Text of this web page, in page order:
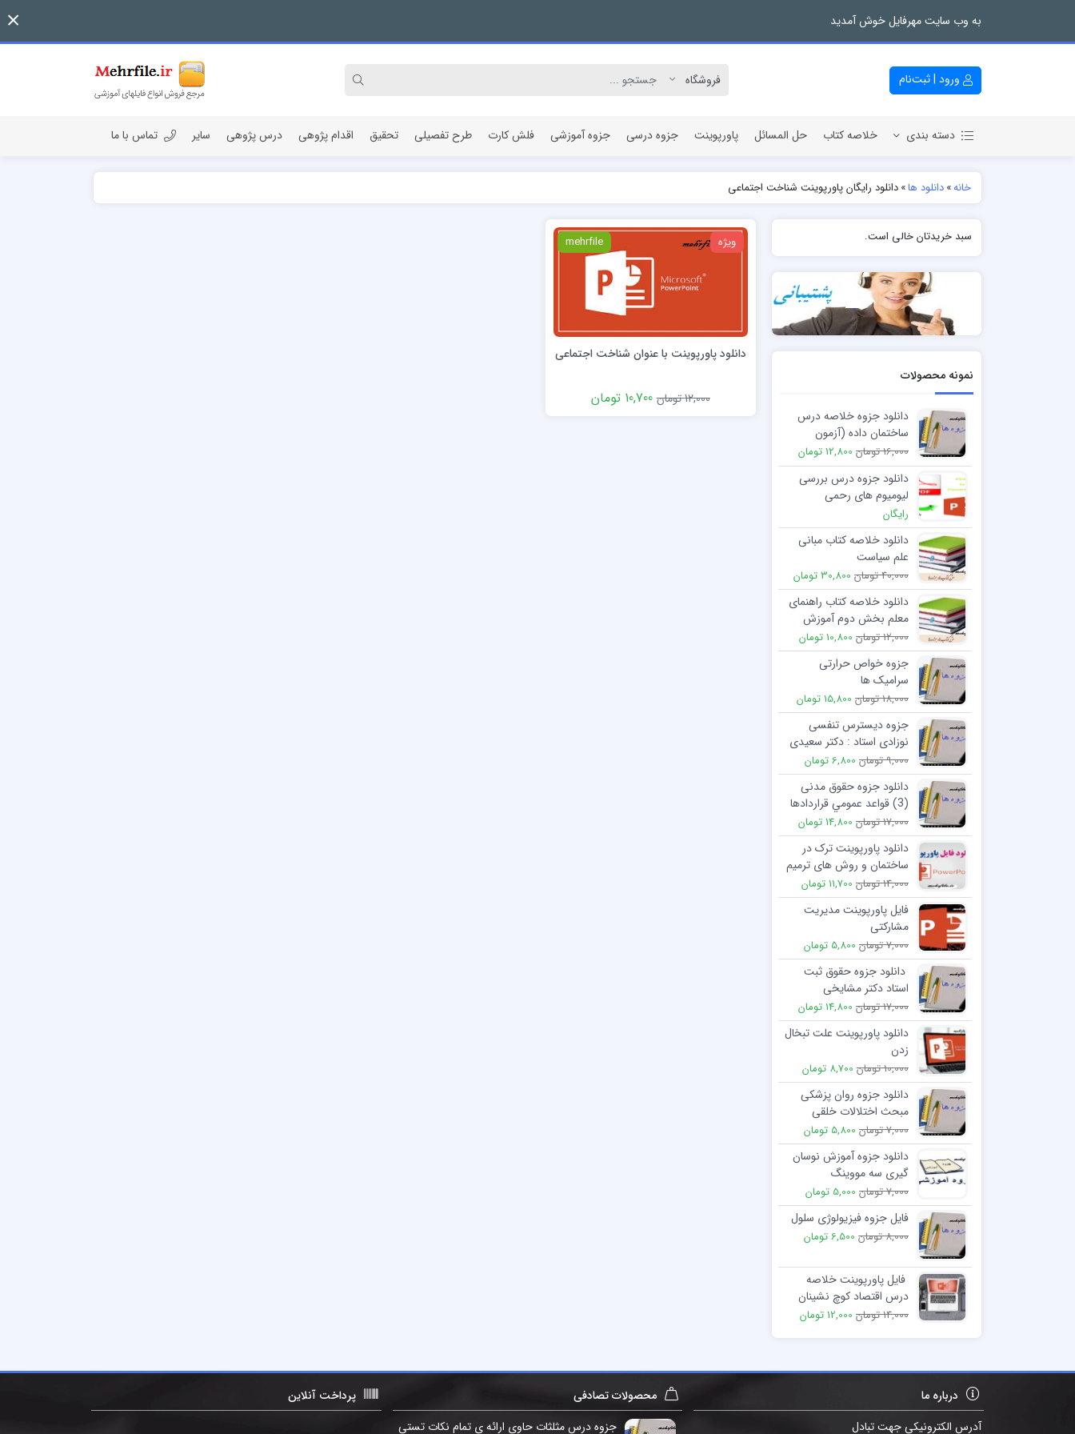
به وب سایت مهرفایل خوش آمدید
ورود | ثبت‌نام
دسته بندی
مقاله پژوهشی
خلاصه کتاب حل المسائل پاورپوینت جزوه درسی جزوه آموزشی فلش کارت طرح تفصیلی تحقیق اقدام پژوهی درس پژوهی سایر تماس با ما
خانه»دانلود ها»دانلود رایگان پاورپوینت شناخت اجتماعی
ویژه mehrfile
دانلود پاورپوینت با عنوان شناخت اجتماعی
12,000 تومان 10,700 تومان
سبد خریدتان خالی است.
نمونه محصولات
دانلود جزوه خلاصه درس
ساختمان داده (آزمون
کارشناسی ارشد)
16,000 تومان 12,800 تومان
دانلود جزوه درس بررسی
لیومیوم های رحمی
رایگان
دانلود خلاصه کتاب مبانی
علم سیاست
40,000 تومان 30,800 تومان
دانلود خلاصه کتاب راهنمای
معلم بخش دوم آموزش
نگاره ها
12,000 تومان 10,800 تومان
جزوه خواص حرارتی
سرامیک ها
18,000 تومان 15,800 تومان
جزوه دیسترس تنفسی
نوزادی استاد : دکتر سعیدی
9,000 تومان 6,800 تومان
دانلود جزوه حقوق مدنی
(3) قواعد عمومي قراردادها
دکتر شهیدی و کاتوزیان
17,000 تومان 14,800 تومان
دانلود پاورپوینت ترک در
ساختمان و روش های ترمیم
آن
14,000 تومان 11,700 تومان
فایل پاورپوینت مدیریت
مشارکتی
7,000 تومان 5,800 تومان
دانلود جزوه حقوق ثبت
استاد دکتر مشایخی
17,000 تومان 14,800 تومان
دانلود پاورپوینت علت تبخال
زدن
10,000 تومان 8,700 تومان
دانلود جزوه روان پزشکی
مبحث اختلالات خلقی
7,000 تومان 5,800 تومان
دانلود جزوه آموزش نوسان
گیری سه مووینگ
7,000 تومان 5,000 تومان
فایل جزوه فیزیولوژی سلول
8,000 تومان 6,500 تومان
فایل پاورپوینت خلاصه
درس اقتصاد کوچ نشینان
ایران دکتر سید رحیم
14,000 تومان 12,000 تومان
درباره ما
آدرس الکترونیکی جهت تبادل
محصولات تصادفی
جزوه درس مثلثات حاوی ارائه ي تمام نکات تستی
پرداخت آنلاین